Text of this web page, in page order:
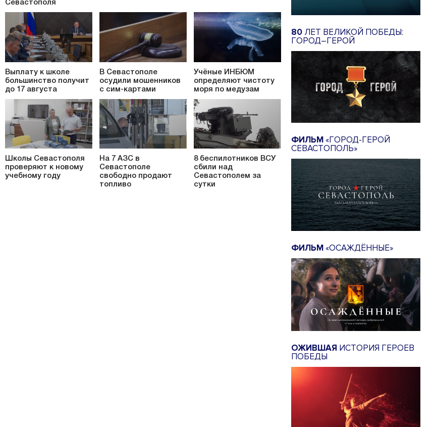
Севастополя
Выплату к школе
большинство получит
до 17 августа
В Севастополе
осудили мошенников
с сим-картами
Учёные ИНБЮМ
определяют чистоту
моря по медузам
Школы Севастополя
проверяют к новому
учебному году
На 7 АЗС в
Севастополе
свободно продают
топливо
8 беспилотников ВСУ
сбили над
Севастополем за
сутки
80 ЛЕТ ВЕЛИКОЙ ПОБЕДЫ:
ГОРОД–ГЕРОЙ
ФИЛЬМ«ГОРОД-ГЕРОЙ
СЕВАСТОПОЛЬ»
ФИЛЬМ«ОСАЖДЁННЫЕ»
ОЖИВШАЯ ИСТОРИЯ ГЕРОЕВ
ПОБЕДЫ